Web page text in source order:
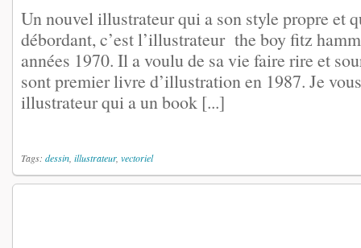
Un nouvel illustrateur qui a son style propre et
débordant, c’est l’illustrateur the boy fitz
années 1970. Il a voulu de sa vie faire rire et
sont premier livre d’illustration en 1987. Je
illustrateur qui a un book [...]
Tags: dessin illustrateur, vectoriel